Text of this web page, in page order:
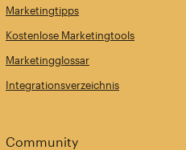
Marketingtipps
Kostenlose Marketingtools
Marketingglossar
Integrationsverzeichnis
Community